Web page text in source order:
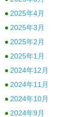
2025年4月
2025年3月
2025年2月
2025年1月
2024年12月
2024年11月
2024年10月
2024年9月